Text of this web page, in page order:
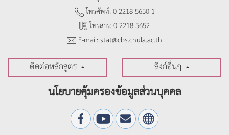
โทรศัพท์: 0-2218-5650-1
โทรสาร: 0-2218-5652
E-mail: stat@cbs.chula.ac.th
ติดต่อหลักสูตร ลิงก์อื่นๆ
นโยบายคุ้มครองข้อมูลส่วนบุคคล